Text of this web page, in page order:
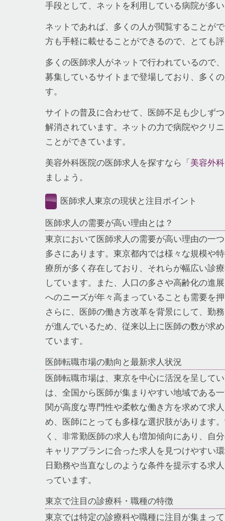
手段として、ネットを利用している病院が多
ネットであれば、多くの人が閲覧することが
方も手軽に載せることができるので、とても
多くの医師求人がネットで行われているので
募集しているサイトまで登場しており、多く
す。
サイトの普及に合わせて、医師不足も少しず
解消されています。ネットの力で病院やクリ
ことができています。
美容外科医院の医師求人を探すなら「 美容外
ましょう。
医師求人東京の現状と注目ポイント
医師求人の需要が高い理由とは？
東京において医師求人の需要が高い理由の一
多さにあります。東京都内では様々な規模や
療所が多く存在しており、それらが幅広い診
しています。また、人口の多さや高齢化の進
へのニーズが年々高まっていることも需要を
さらに、医師の働き方改革を背景にして、勤
が進んでいるため、従来以上に医師の数が求
ています。
医師転職市場の動向と最新求人状況
医師転職市場は、東京を中心に活況を呈して
は、全国から医師が集まりやすい地域である
関が高度な専門性や柔軟な働き方を求めて求
め、医師にとっても多様な選択肢があります
く、非常勤医師の求人も増加傾向にあり、自
キャリアプランに合った求人を見つけやすい
日勤務や当直なしのような条件を提示する求
っています。
東京で注目の診療科・職種の特徴
東京では特定の診療科や職種に注目が集まっ